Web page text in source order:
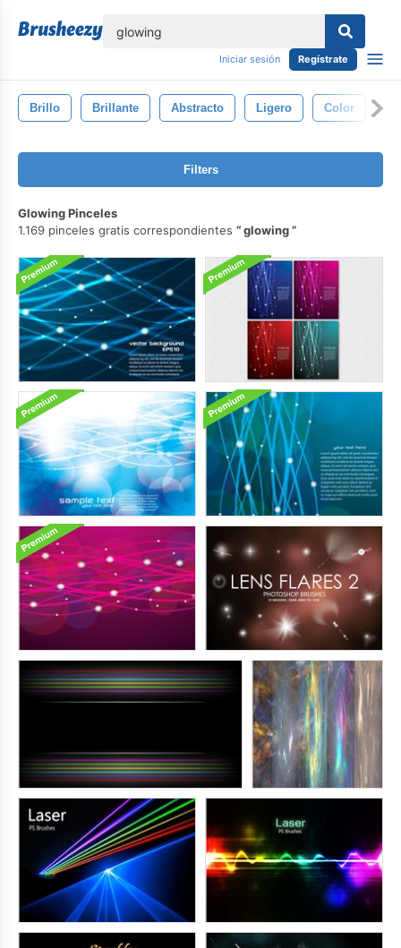
Iniciar sesión Regístrate
Brillo Brillante Abstracto Ligero Color
Filters
Glowing Pinceles
1.169 pinceles gratis correspondientes
glowing